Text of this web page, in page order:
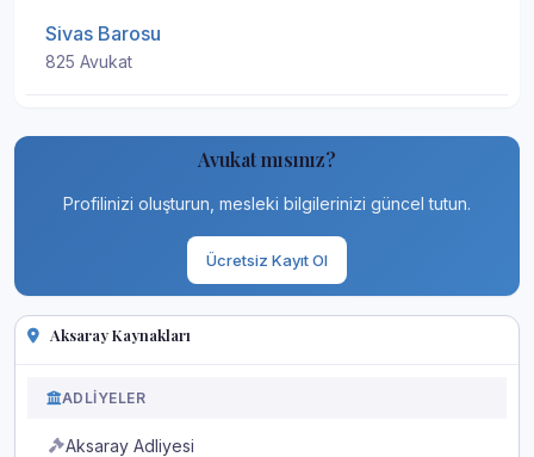
Sivas Barosu
825 Avukat
Avukat mısınız?
Profilinizi oluşturun, mesleki bilgilerinizi güncel tutun.
Ücretsiz Kayıt Ol
Aksaray Kaynakları
ADLIYELER
Aksaray Adliyesi